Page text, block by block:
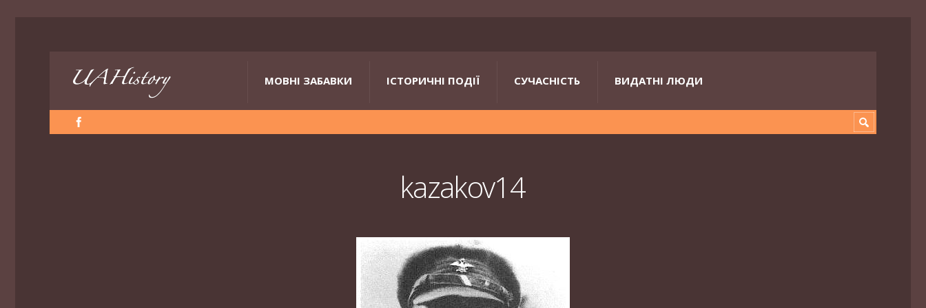
МОВНІ ЗАБАВКИ ІСТОРИЧНІ ПОДІЇ СУЧАСНІСТЬ ВИДАТНІ ЛЮДИ
kazakov14